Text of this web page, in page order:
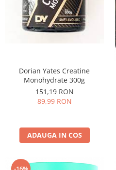
Dorian Yates Creatine
Monohydrate 300g
151,19 RON
89,99 RON
ADAUGA IN COS